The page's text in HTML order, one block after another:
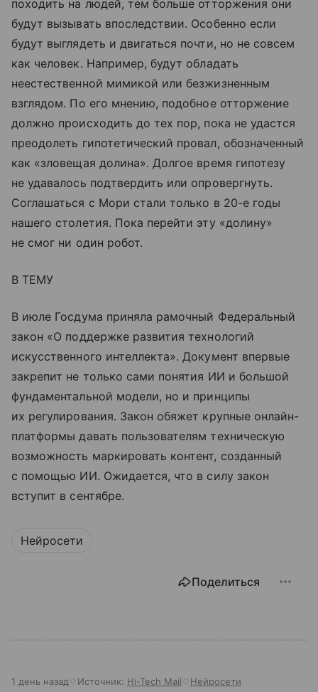
походить на людей, тем больше отторжения они
будут вызывать впоследствии. Особенно если
будут выглядеть и двигаться почти, но не совсем
как человек. Например, будут обладать
неестественной мимикой или безжизненным
взглядом. По его мнению, подобное отторжение
должно происходить до тех пор, пока не удастся
преодолеть гипотетический провал, обозначенный
как «зловещая долина». Долгое время гипотезу
не удавалось подтвердить или опровергнуть.
Соглашаться с Мори стали только в 20-е годы
нашего столетия. Пока перейти эту «долину»
не смог ни один робот.
В ТЕМУ
В июле Госдума приняла рамочный Федеральный
закон «О поддержке развития технологий
искусственного интеллекта». Документ впервые
закрепит не только сами понятия ИИ и большой
фундаментальной модели, но и принципы
их регулирования. Закон обяжет крупные онлайн-
платформы давать пользователям техническую
возможность маркировать контент, созданный
с помощью ИИ. Ожидается, что в силу закон
вступит в сентябре.
Нейросети
Поделиться
1 день назад Источник: Hi-Tech Mail Нейросети